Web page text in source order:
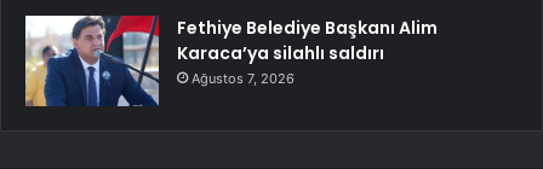
Fethiye Belediye Başkanı Alim
Karaca’ya silahlı saldırı
Ağustos 7, 2026